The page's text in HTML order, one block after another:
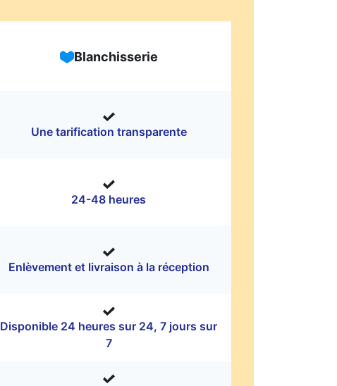
Blanchisserie
Une tarification transparente
24-48 heures
Enlèvement et livraison à la réception
Disponible 24 heures sur 24, 7 jours sur
7